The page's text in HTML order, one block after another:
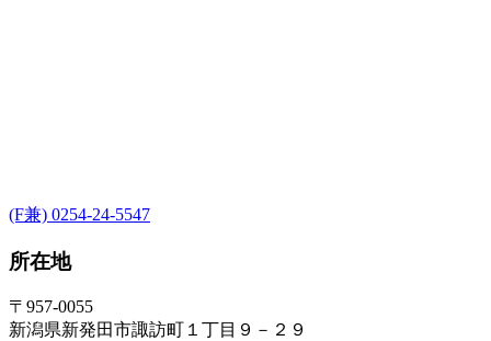
(F兼) 0254-24-5547
所在地
〒957-0055
新潟県新発田市諏訪町１丁目９－２９